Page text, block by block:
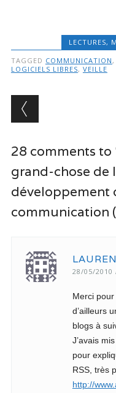
LECTURES,
TAGGED COMMUNICATION ,
LOGICIELS LIBRES, VEILLE
Post
28 comments to
grand-chose de
développement
communication
28/05/2010
Merci
d’ailleurs
blogs à
J’avais
pour
RSS, très
http://